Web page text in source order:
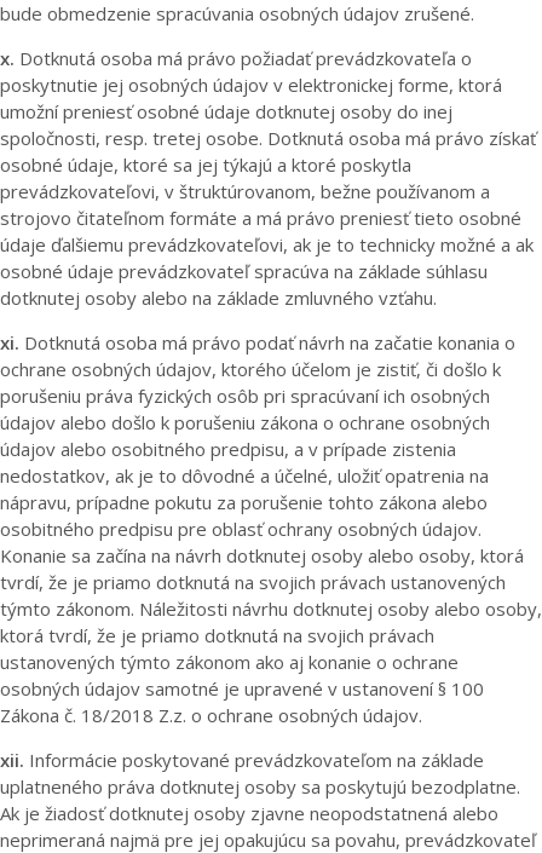
bude obmedzenie spracúvania osobných údajov zrušené.
x. Dotknutá osoba má právo požiadať prevádzkovateľa o
poskytnutie jej osobných údajov v elektronickej forme, ktorá
umožní preniesť osobné údaje dotknutej osoby do inej
spoločnosti, resp. tretej osobe. Dotknutá osoba má právo získať
osobné údaje, ktoré sa jej týkajú a ktoré poskytla
prevádzkovateľovi, v štruktúrovanom, bežne používanom a
strojovo čitateľnom formáte a má právo preniesť tieto osobné
údaje ďalšiemu prevádzkovateľovi, ak je to technicky možné a ak
osobné údaje prevádzkovateľ spracúva na základe súhlasu
dotknutej osoby alebo na základe zmluvného vzťahu.
xi. Dotknutá osoba má právo podať návrh na začatie konania o
ochrane osobných údajov, ktorého účelom je zistiť, či došlo k
porušeniu práva fyzických osôb pri spracúvaní ich osobných
údajov alebo došlo k porušeniu zákona o ochrane osobných
údajov alebo osobitného predpisu, a v prípade zistenia
nedostatkov, ak je to dôvodné a účelné, uložiť opatrenia na
nápravu, prípadne pokutu za porušenie tohto zákona alebo
osobitného predpisu pre oblasť ochrany osobných údajov.
Konanie sa začína na návrh dotknutej osoby alebo osoby, ktorá
tvrdí, že je priamo dotknutá na svojich právach ustanovených
týmto zákonom. Náležitosti návrhu dotknutej osoby alebo osoby,
ktorá tvrdí, že je priamo dotknutá na svojich právach
ustanovených týmto zákonom ako aj konanie o ochrane
osobných údajov samotné je upravené v ustanovení § 100
Zákona č. 18/2018 Z.z. o ochrane osobných údajov.
xii. Informácie poskytované prevádzkovateľom na základe
uplatneného práva dotknutej osoby sa poskytujú bezodplatne.
Ak je žiadosť dotknutej osoby zjavne neopodstatnená alebo
neprimeraná najmä pre jej opakujúcu sa povahu, prevádzkovateľ